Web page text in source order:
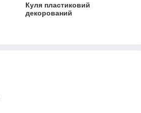
Куля пластиковий
декорований